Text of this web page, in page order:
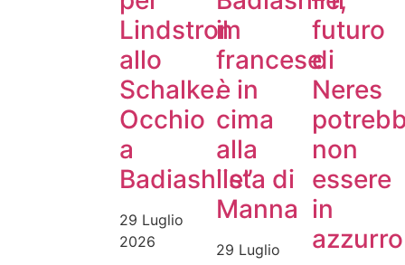
Lindstrom
allo
Schalke.
Occhio
a
Badiashile”
29 Luglio
2026
il
francese
è in
cima
alla
lista di
Manna
29 Luglio
futuro
di
Neres
non
essere
in
azzurro